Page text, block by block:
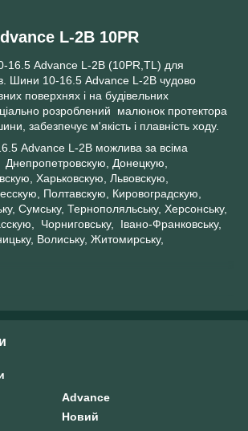
L-2B 10PR
16.5 Advance L-2B (10PR,TL) для
Шини 10-16.5 Advance L-2B чудово
поверхнях і на будівельних
розроблений малюнок протектора
забезпечує м'якість і плавність ходу.
Advance L-2B можлива за всіма
Днепропетровскую, Донецкую,
Харьковскую, Львовскую,
Полтавскую, Кировоградскую,
Сумську, Тернополяльську, Херсонську,
Чорниговську, Івано-Франковську,
Волиську, Житомирську,
Advance
Новий